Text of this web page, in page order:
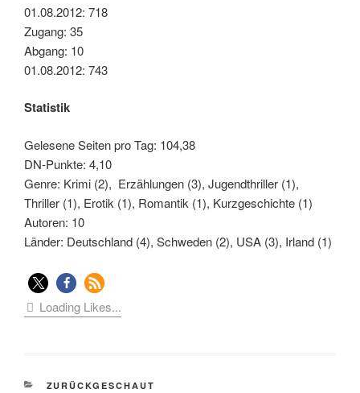
01.08.2012: 718
Zugang: 35
Abgang: 10
01.08.2012: 743
Statistik
Gelesene Seiten pro Tag: 104,38
DN-Punkte: 4,10
Genre: Krimi (2), Erzählungen (3), Jugendthriller (1),
Thriller (1), Erotik (1), Romantik (1), Kurzgeschichte (1)
Autoren: 10
Länder: Deutschland (4), Schweden (2), USA (3), Irland (1)
Loading Likes...
KATEGORIEN
ZURÜCKGESCHAUT